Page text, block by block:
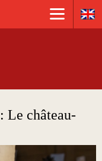
Le château-